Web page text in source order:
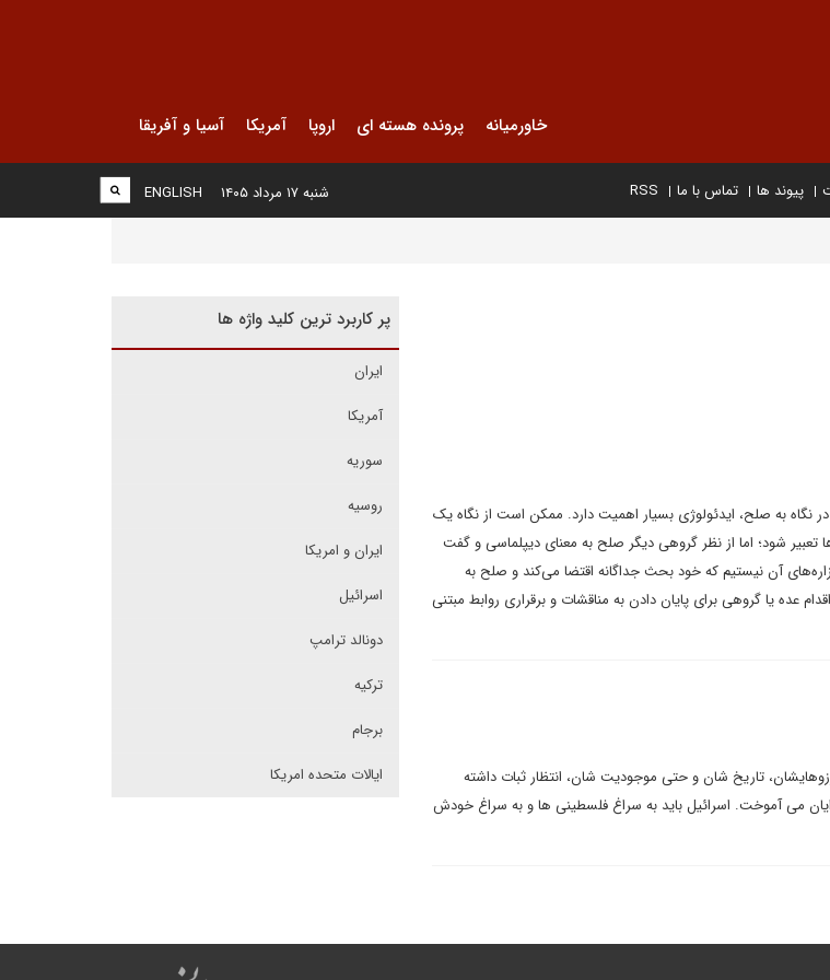
خاورمیانه پرونده هسته ای اروپا آمریکا آسیا و آفریقا
پیوند ها تماس با ما RSS
ENGLISH شنبه ۱۷ مرداد ۱۴۰۵
نگاه به صلح، ایدئولوژی بسیار اهمیت دارد. ممکن است از نگاه یک
شود؛ اما از نظر گروهی دیگر صلح به معنای دیپلماسی و گفت
آن نیستیم که خود بحث جداگانه اقتضا می‌کند و صلح به
عده یا گروهی برای پایان دادن به مناقشات و برقراری روابط مبتنی
تاریخ شان و حتی موجودیت شان، انتظار ثبات داشته
می آموخت. اسرائیل باید به سراغ فلسطینی ها و به سراغ خودش
پر کاربرد ترین کلید واژه ها
ایران
آمریکا
سوریه
روسیه
ایران و امریکا
اسرائیل
دونالد ترامپ
ترکیه
برجام
ایالات متحده امریکا